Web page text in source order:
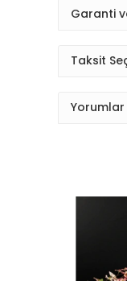
Garanti
Taksit
Yorumlar